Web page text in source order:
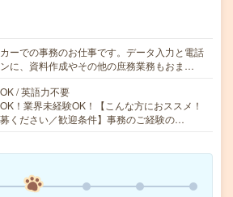
ーでの事務のお仕事です。データ入力と電話
に、資料作成やその他の庶務業務もおま…
/ 英語力不要
！業界未経験OK！【こんな方におススメ！
ください／歓迎条件】事務のご経験の…